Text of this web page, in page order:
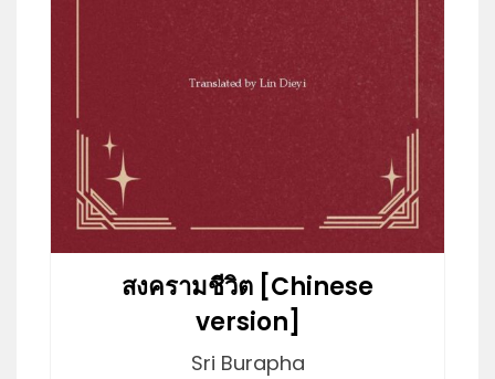
สงครามชีวิต [Chinese
version]
Sri Burapha